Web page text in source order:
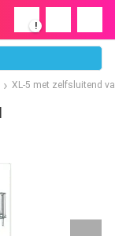
!
XL-5 met zelfsluitend